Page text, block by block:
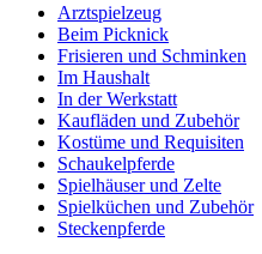
Arztspielzeug
Beim Picknick
Frisieren und Schminken
Im Haushalt
In der Werkstatt
Kaufläden und Zubehör
Kostüme und Requisiten
Schaukelpferde
Spielhäuser und Zelte
Spielküchen und Zubehör
Steckenpferde